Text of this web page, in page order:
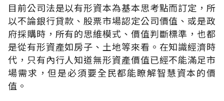
目前公司法是以有形資本為基本思考點而訂定，所
以不論銀行貸款、股票市場認定公司價值、或是政
府採購時，所有的思維模式、價值判斷標準，也都
是從有形資產如房子、土地等來看。在知識經濟時
代，只有內行人知道無形資產價值已經不能滿足市
場需求，但是必須要全民都能瞭解智慧資本的價
值。